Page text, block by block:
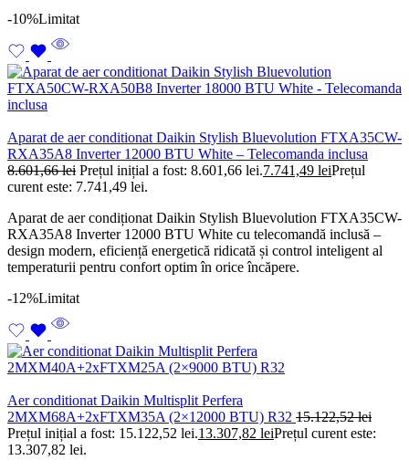
-10%Limitat
Aparat de aer conditionat Daikin Stylish Bluevolution FTXA35CW-
RXA35A8 Inverter 12000 BTU White – Telecomanda inclusa
8.601,66lei Prețul inițial a fost: 8.601,66 lei.7.741,49 leiPrețul
curent este: 7.741,49 lei.
Aparat de aer condiționat Daikin Stylish Bluevolution FTXA35CW-
RXA35A8 Inverter 12000 BTU White cu telecomandă inclusă –
design modern, eficiență energetică ridicată și control inteligent al
temperaturii pentru confort optim în orice încăpere.
-12%Limitat
Aer conditionat Daikin Multisplit Perfera
2MXM68A+2xFTXM35A (2×12000 BTU) R32 15.122,52lei
Prețul inițial a fost: 15.122,52 lei.13.307,82 leiPrețul curent este:
13.307,82 lei.